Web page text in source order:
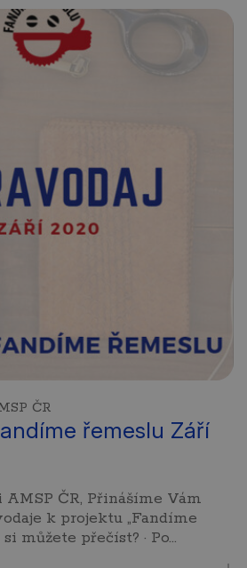
ČR
řemeslu Září
ČR, Přinášíme Vám
k projektu „Fandíme
můžete přečíst? · Po…